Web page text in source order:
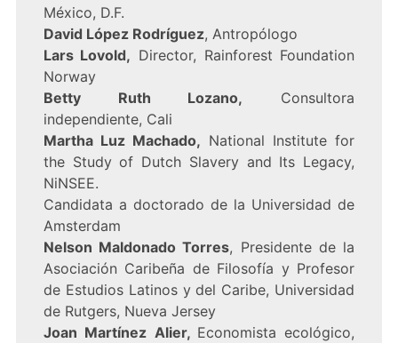
México, D.F.
David López Rodríguez, Antropólogo
Lars Lovold, Director, Rainforest Foundation
Norway
Betty Ruth Lozano, Consultora
independiente, Cali
Martha Luz Machado, National Institute for
the Study of Dutch Slavery and Its Legacy,
NiNSEE.
Candidata a doctorado de la Universidad de
Amsterdam
Nelson Maldonado Torres, Presidente de la
Asociación Caribeña de Filosofía y Profesor
de Estudios Latinos y del Caribe, Universidad
de Rutgers, Nueva Jersey
Joan Martínez Alier, Economista ecológico,